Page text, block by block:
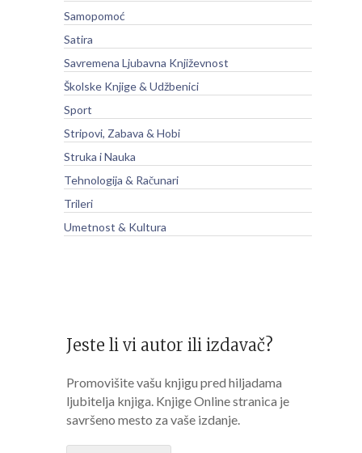
Samopomoć
Satira
Savremena Ljubavna Književnost
Školske Knjige & Udžbenici
Sport
Stripovi, Zabava & Hobi
Struka i Nauka
Tehnologija & Računari
Trileri
Umetnost & Kultura
Jeste li vi autor ili izdavač?
Promovišite vašu knjigu pred hiljadama
ljubitelja knjiga. Knjige Online stranica je
savršeno mesto za vaše izdanje.